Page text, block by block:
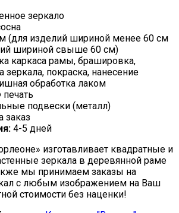
зеркало
(для изделий шириной менее 60 см
шириной свыше 60 см)
каркаса рамы, брашировка,
зеркала, покраска, нанесение
обработка лаком
подвески (металл)
заказ
4-5 дней
изготавливает квадратные и
зеркала в деревянной раме
мы принимаем заказы на
с любым изображением на Ваш
стоимости без наценки!